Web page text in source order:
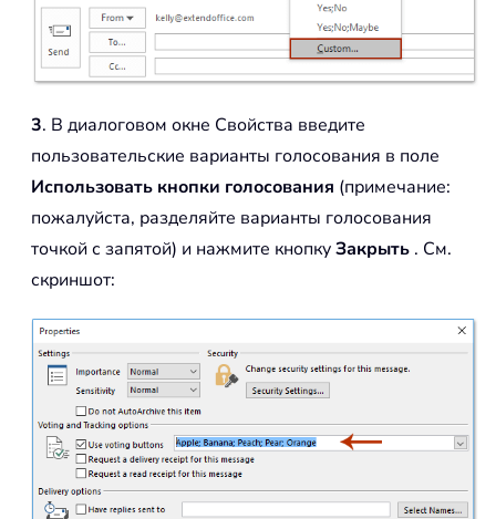
3. В диалоговом окне Свойства введите
пользовательские варианты голосования в поле
Использовать кнопки голосования (примечание:
пожалуйста, разделяйте варианты голосования
точкой с запятой) и нажмите кнопкуЗакрыть . См.
скриншот: